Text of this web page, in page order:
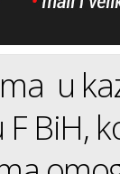
u
BiH,